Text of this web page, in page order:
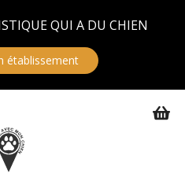
QUI A DU CHIEN
établissement